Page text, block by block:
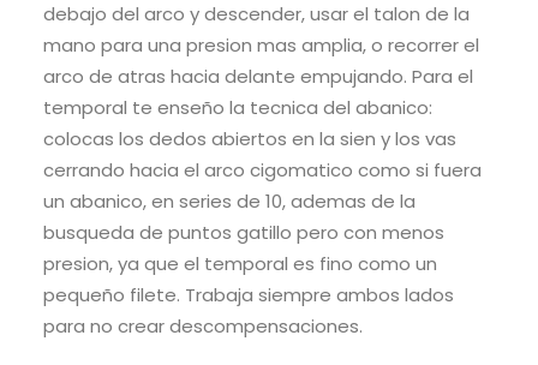
debajo del arco y descender, usar el talon de la
mano para una presion mas amplia, o recorrer el
arco de atras hacia delante empujando. Para el
temporal te enseño la tecnica del abanico:
colocas los dedos abiertos en la sien y los vas
cerrando hacia el arco cigomatico como si fuera
un abanico, en series de 10, ademas de la
busqueda de puntos gatillo pero con menos
presion, ya que el temporal es fino como un
pequeño filete. Trabaja siempre ambos lados
para no crear descompensaciones.